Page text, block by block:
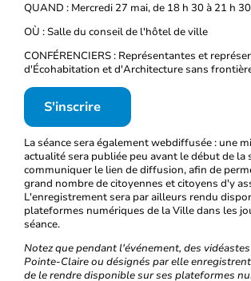
QUAND : Mercredi 27 mai, de 18 h 30 à 21 h 30
OÙ : Salle du conseil de l'hôtel de ville
CONFÉRENCIERS : Représentantes et
d'Écohabitation et d'Architecture sans
S'inscrire
La séance sera également webdiffusée : une
actualité sera publiée peu avant le début de la
communiquer le lien de diffusion, afin de
grand nombre de citoyennes et citoyens d'y
L'enregistrement sera par ailleurs rendu
plateformes numériques de la Ville dans les
séance.
Notez que pendant l'événement, des
Pointe-Claire ou désignés par elle
de le rendre disponible sur ses plateformes